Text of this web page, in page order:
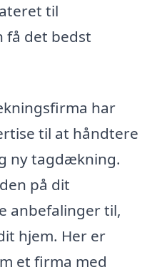
til
få det bedst
har
til at håndtere
ny tagdækning.
på dit
anbefalinger til,
hjem. Her er
et firma med